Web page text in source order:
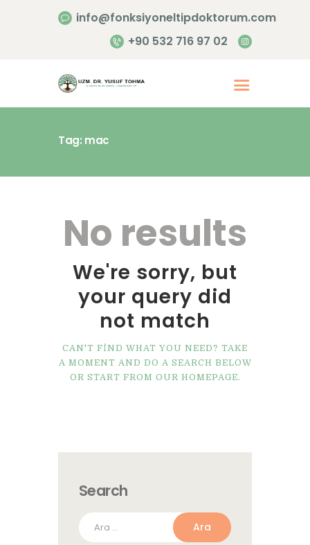
info@fonksiyoneltipdoktorum.com
+90 532 716 97 02
Tag: mac
İletişim
No results
We're sorry, but
your query did
not match
CAN'T FIND WHAT YOU NEED? TAKE
A MOMENT AND DO A SEARCH BELOW
OR START FROM OUR HOMEPAGE.
Search
Arama: